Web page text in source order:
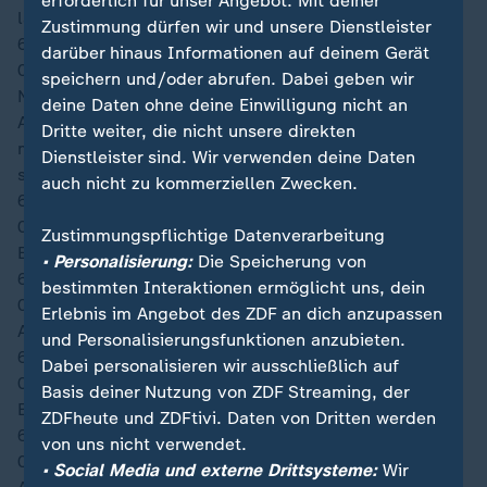
landete am Pfosten.
61′
04:28
Nach dem dritten Gegentreffer sieht sich Javier
Aguirre zum Handeln gezwungen. Frische Kräfte
müssen her. Santiago Giménez und Brian Gutiérrez
sollen fortan etwas bewegen.
61′
04:26
Einwechslung bei Mexiko: Brian Gutiérrez
61′
04:26
Auswechslung bei Mexiko: Luis Romo
61′
04:26
Einwechslung bei Mexiko: Santiago Giménez
61′
04:25
Zustimmung dürfen wir und unsere Dienstleister
darüber hinaus Informationen auf deinem Gerät
speichern und/oder abrufen. Dabei geben wir
deine Daten ohne deine Einwilligung nicht an
Dritte weiter, die nicht unsere direkten
Dienstleister sind. Wir verwenden deine Daten
auch nicht zu kommerziellen Zwecken.
Zustimmungspflichtige Datenverarbeitung
• Personalisierung:Die Speicherung von
bestimmten Interaktionen ermöglicht uns, dein
Erlebnis im Angebot des ZDF an dich anzupassen
und Personalisierungsfunktionen anzubieten.
Dabei personalisieren wir ausschließlich auf
Basis deiner Nutzung von ZDF Streaming, der
ZDFheute und ZDFtivi. Daten von Dritten werden
von uns nicht verwendet.
• Social Media und externe Drittsysteme:Wir